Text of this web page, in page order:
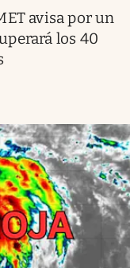
avisa por un
los 40